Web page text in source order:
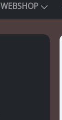
WEBSHOP